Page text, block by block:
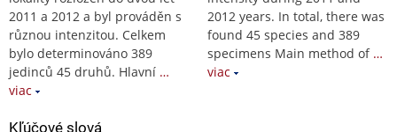
2011 a 2012 a byl prováděn s
různou intenzitou. Celkem
bylo determinováno 389
jedinců 45 druhů. Hlavní …
viac
2012 years. In total, there was
found 45 species and 389
specimens Main method of …
viac
Kľúčové slová